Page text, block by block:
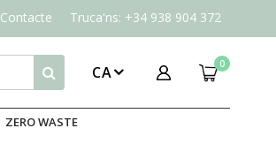
Contacte Truca'ns: +34 938 904 372
0
CA
ZERO WASTE